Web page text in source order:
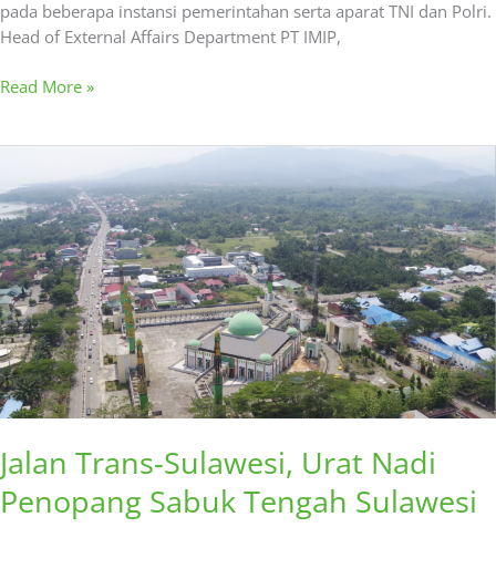
pada beberapa instansi pemerintahan serta aparat TNI dan Polri.
Head of External Affairs Department PT IMIP,
Read More »
Jalan Trans-Sulawesi, Urat Nadi
Penopang Sabuk Tengah Sulawesi
Trans-
Sulawesi,
Urat
Nadi
Penopang
Sabuk
Tengah
Sulawesi